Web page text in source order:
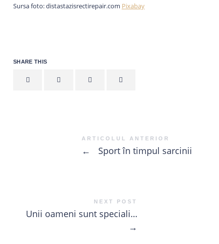
Sursa foto: distastazisrectirepair.com Pixabay
SHARE THIS
ARTICOLUL ANTERIOR
← Sport în timpul sarcinii
NEXT POST
Unii oameni sunt speciali…
→